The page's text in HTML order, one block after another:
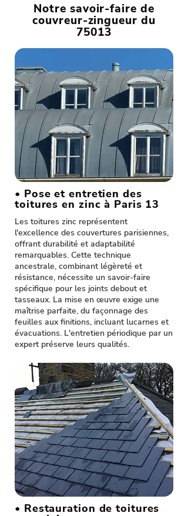
Notre savoir-faire de
couvreur-zingueur du
75013
• Pose et entretien des
toitures en zinc à Paris 13
Les toitures zinc représentent
l'excellence des couvertures parisiennes,
offrant durabilité et adaptabilité
remarquables. Cette technique
ancestrale, combinant légèreté et
résistance, nécessite un savoir-faire
spécifique pour les joints debout et
tasseaux. La mise en œuvre exige une
maîtrise parfaite, du façonnage des
feuilles aux finitions, incluant lucarnes et
évacuations. L'entretien périodique par un
expert préserve leurs qualités.
• Restauration de toitures